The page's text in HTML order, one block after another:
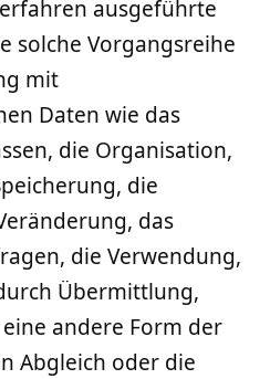
ausgeführte
solche Vorgangsreihe
mit
Daten wie das
die Organisation,
die
das
die Verwendung,
Übermittlung,
andere Form der
Abgleich oder die